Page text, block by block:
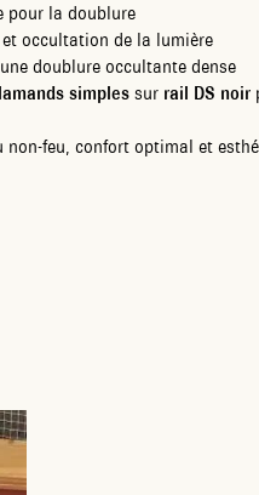
pour la doublure
occultation de la lumière
doublure occultante dense
simples sur rail DS noir
non-feu, confort optimal et